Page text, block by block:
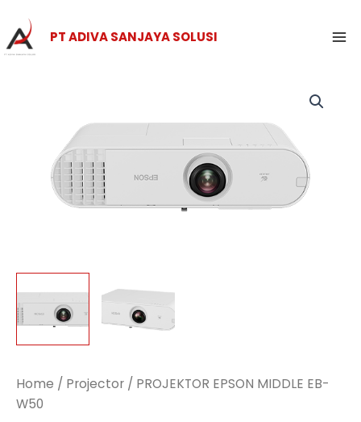
to
content
PT ADIVA SANJAYA SOLUSI
Home / Projector / PROJEKTOR EPSON MIDDLE EB-
W50